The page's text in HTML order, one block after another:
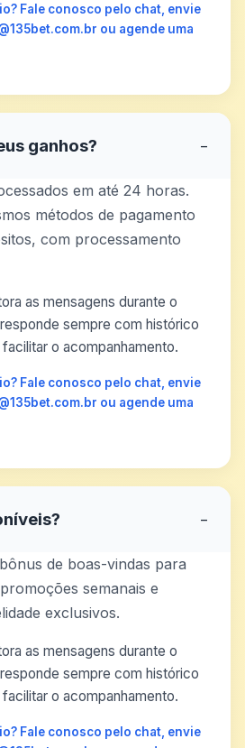
Fale conosco pelo chat, envie
ou agende uma
ganhos? −
em até 24 horas.
métodos de pagamento
com processamento
as mensagens durante o
sempre com histórico
o acompanhamento.
Fale conosco pelo chat, envie
ou agende uma
−
de boas-vindas para
semanais e
exclusivos.
as mensagens durante o
sempre com histórico
o acompanhamento.
Fale conosco pelo chat, envie